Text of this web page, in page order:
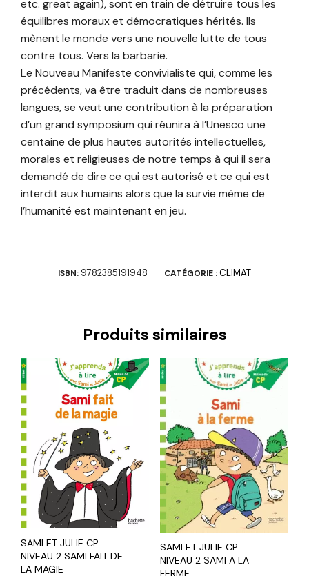
etc. great again), sont en train de détruire tous les
équilibres moraux et démocratiques hérités. Ils
mènent le monde vers une nouvelle lutte de tous
contre tous. Vers la barbarie.
Le Nouveau Manifeste convivialiste qui, comme les
précédents, va être traduit dans de nombreuses
langues, se veut une contribution à la préparation
d’un grand symposium qui réunira à l’Unesco une
centaine de plus hautes autorités intellectuelles,
morales et religieuses de notre temps à qui il sera
demandé de dire ce qui est autorisé et ce qui est
interdit aux humains alors que la survie même de
l’humanité est maintenant en jeu.
ISBN: 9782385191948 CATÉGORIE :CLIMAT
Produits similaires
SAMI ET JULIE CP
NIVEAU 2 SAMI FAIT DE
LA MAGIE
SAMI ET JULIE CP
NIVEAU 2 SAMI A LA
FERME